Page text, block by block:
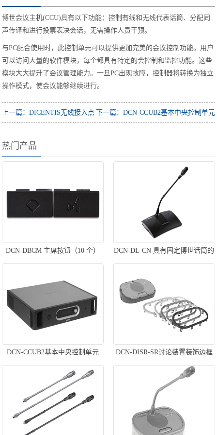
博世会议主机(CCU)具有以下功能：控制有线和无线代表话筒、分配同
声传译和进行投票表决会话，无需操作人员干预。
与PC配合使用时，此控制单元可以提供更加完美的会议控制功能。用户
可以访问大量的软件模块，每个都具有特定的会控制和监控功能。这些
模块大大提升了会议管理能力。一旦PC出现故障，控制器将转换为独立
操作模式，使会议能够继续进行。
上一篇：DICENTIS无线接入点 下一篇：DCN-CCUB2基本中央控制单元
热门产品
DCN-DBCM 主席按钮（10 个） DCN-DL-CN 具有固定博世话筒的
基本代表机
DCN-CCUB2基本中央控制单元 DCN-DISR-SR讨论装置装饰边框